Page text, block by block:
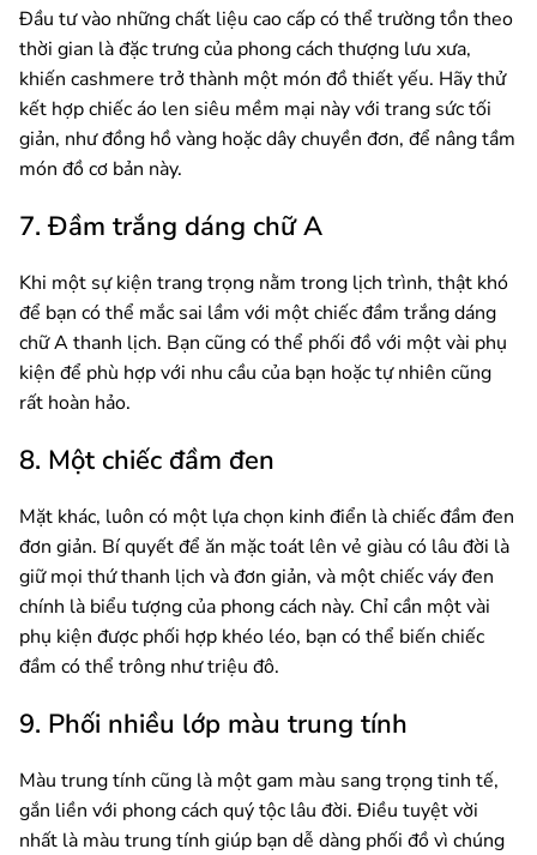
Đầu tư vào những chất liệu cao cấp có thể trường tồn theo
thời gian là đặc trưng của phong cách thượng lưu xưa,
khiến cashmere trở thành một món đồ thiết yếu. Hãy thử
kết hợp chiếc áo len siêu mềm mại này với trang sức tối
giản, như đồng hồ vàng hoặc dây chuyền đơn, để nâng tầm
món đồ cơ bản này.
7. Đầm trắng dáng chữ A
Khi một sự kiện trang trọng nằm trong lịch trình, thật khó
để bạn có thể mắc sai lầm với một chiếc đầm trắng dáng
chữ A thanh lịch. Bạn cũng có thể phối đồ với một vài phụ
kiện để phù hợp với nhu cầu của bạn hoặc tự nhiên cũng
rất hoàn hảo.
8. Một chiếc đầm đen
Mặt khác, luôn có một lựa chọn kinh điển là chiếc đầm đen
đơn giản. Bí quyết để ăn mặc toát lên vẻ giàu có lâu đời là
giữ mọi thứ thanh lịch và đơn giản, và một chiếc váy đen
chính là biểu tượng của phong cách này. Chỉ cần một vài
phụ kiện được phối hợp khéo léo, bạn có thể biến chiếc
đầm có thể trông như triệu đô.
9. Phối nhiều lớp màu trung tính
Màu trung tính cũng là một gam màu sang trọng tinh tế,
gắn liền với phong cách quý tộc lâu đời. Điều tuyệt vời
nhất là màu trung tính giúp bạn dễ dàng phối đồ vì chúng